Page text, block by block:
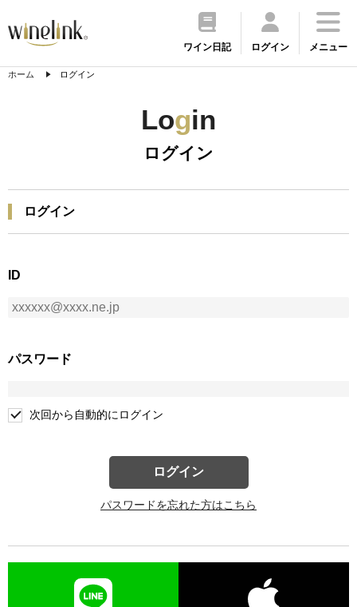
ワイン日記 ログイン メニュー
ホーム ログイン
Login
ログイン
ログイン
ID
パスワード
次回から自動的にログイン
ログイン
パスワードを忘れた方はこちら